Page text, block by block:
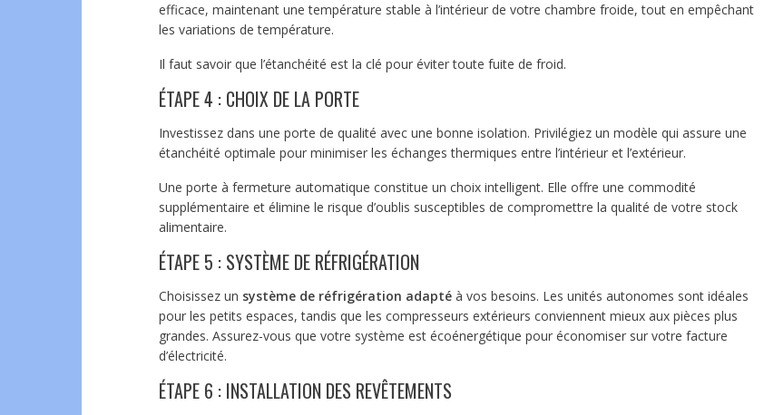
efficace, maintenant une température stable à l’intérieur de votre chambre froide, tout en empêchant
les variations de température.
Il faut savoir que l’étanchéité est la clé pour éviter toute fuite de froid.
ÉTAPE 4 : CHOIX DE LA PORTE
Investissez dans une porte de qualité avec une bonne isolation. Privilégiez un modèle qui assure une
étanchéité optimale pour minimiser les échanges thermiques entre l’intérieur et l’extérieur.
Une porte à fermeture automatique constitue un choix intelligent. Elle offre une commodité
supplémentaire et élimine le risque d’oublis susceptibles de compromettre la qualité de votre stock
alimentaire.
ÉTAPE 5 : SYSTÈME DE RÉFRIGÉRATION
Choisissez un système de réfrigération adaptéà vos besoins. Les unités autonomes sont idéales
pour les petits espaces, tandis que les compresseurs extérieurs conviennent mieux aux pièces plus
grandes. Assurez-vous que votre système est écoénergétique pour économiser sur votre facture
d’électricité.
ÉTAPE 6 : INSTALLATION DES REVÊTEMENTS